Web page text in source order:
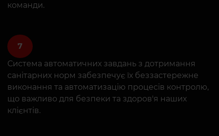
команди.
7
Система автоматичних завдань з дотримання
санітарних норм забезпечує їх беззастережне
виконання та автоматизацію процесів контролю,
що важливо для безпеки та здоров'я наших
клієнтів.